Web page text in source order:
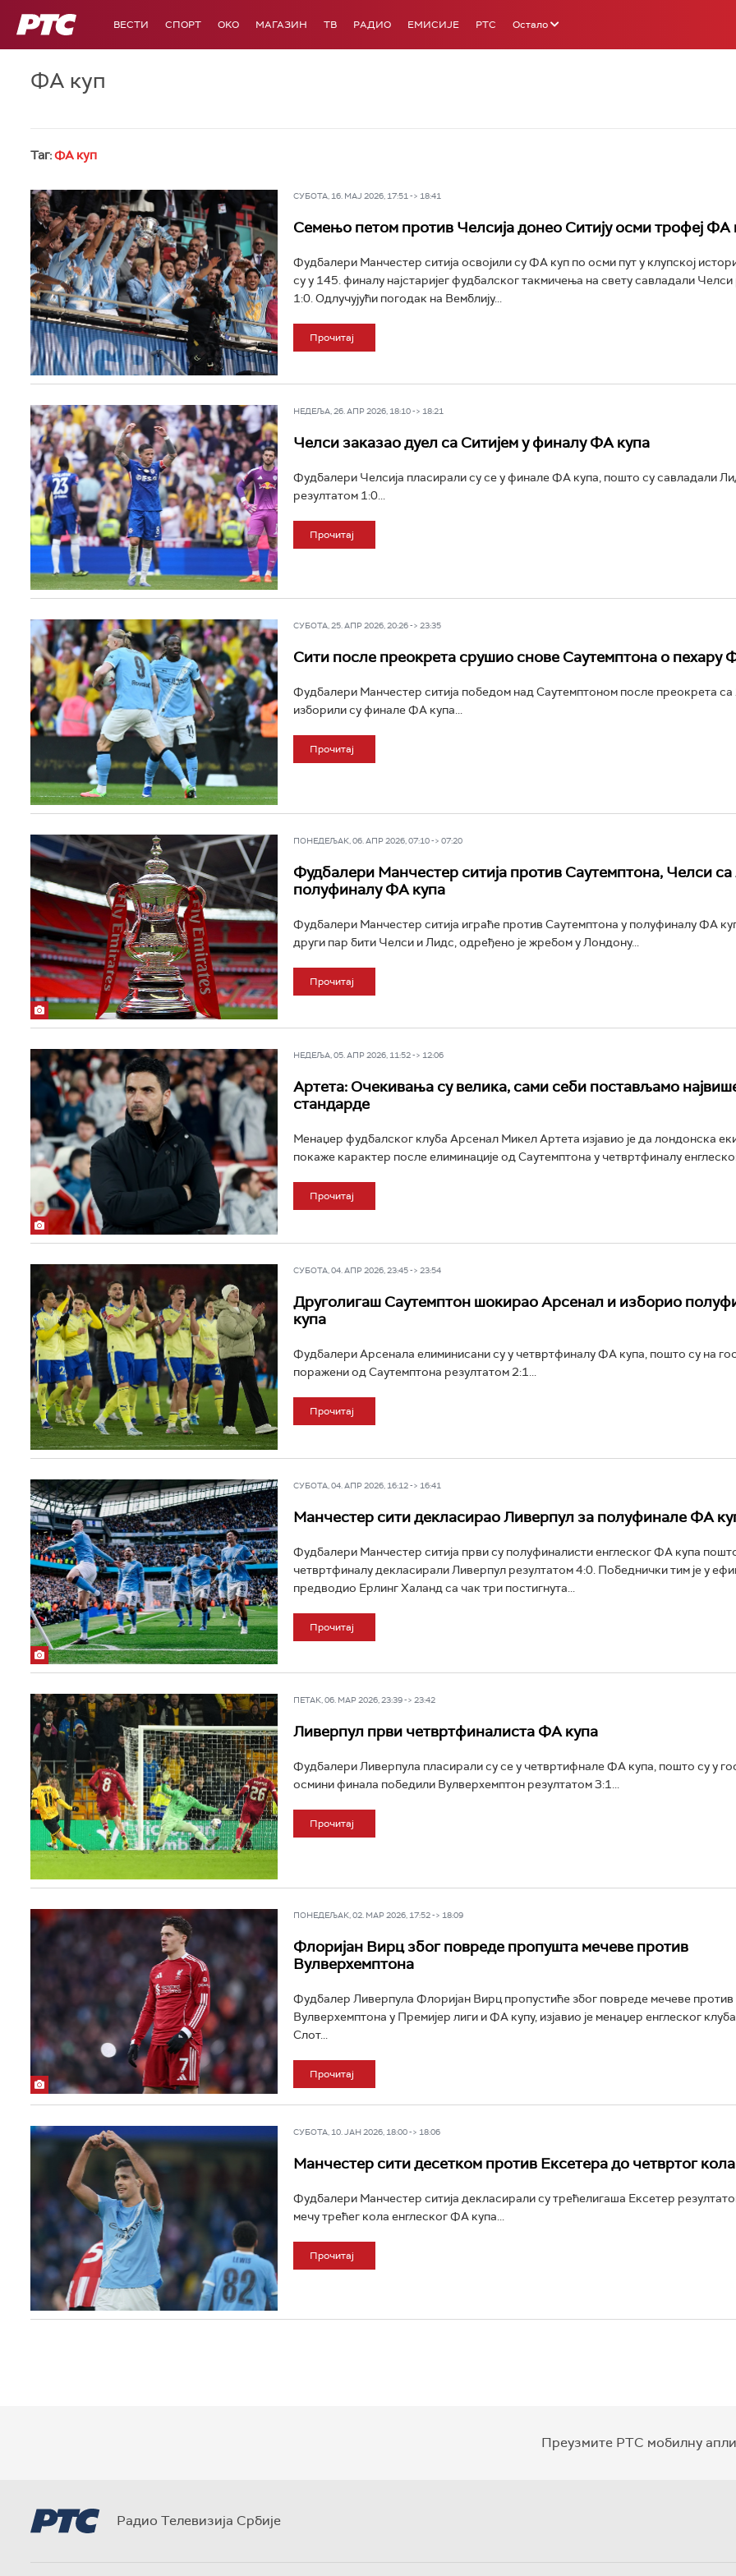
РТС ВЕСТИ СПОРТ OKO МАГАЗИН ТВ РАДИО ЕМИСИЈЕ РТС Остало
ФА куп
Таг:ФА куп
СУБОТА, 16. МАЈ 2026, 17:51 -> 18:41
Семењо петом против Челсија донео Ситију осми трофеј ФА
Фудбалери Манчестер ситија освојили су ФА куп по осми пут у клупској
су у 145. финалу најстаријег фудбалског такмичења на свету савладали
1:0. Одлучујући погодак на Вемблију...
Прочитај
НЕДЕЉА, 26. АПР 2026, 18:10 -> 18:21
Челси заказао дуел са Ситијем у финалу ФА купа
Фудбалери Челсија пласирали су се у финале ФА купа, пошто су савладали
резултатом 1:0...
Прочитај
СУБОТА, 25. АПР 2026, 20:26 -> 23:35
Сити после преокрета срушио снове Саутемптона о пехару
Фудбалери Манчестер ситија победом над Саутемптоном после преокрета са
изборили су финале ФА купа...
Прочитај
ПОНЕДЕЉАК, 06. АПР 2026, 07:10 -> 07:20
Фудбалери Манчестер ситија против Саутемптона, Челси
полуфиналу ФА купа
Фудбалери Манчестер ситија играће против Саутемптона у полуфиналу ФА
други пар бити Челси и Лидс, одређено је жребом у Лондону...
Прочитај
НЕДЕЉА, 05. АПР 2026, 11:52 -> 12:06
Артета: Очекивања су велика, сами себи постављамо
стандарде
Менаџер фудбалског клуба Арсенал Микел Артета изјавио је да лондонска
покаже карактер после елиминације од Саутемптона у четвртфиналу
Прочитај
СУБОТА, 04. АПР 2026, 23:45 -> 23:54
Друголигаш Саутемптон шокирао Арсенал и изборио
купа
Фудбалери Арсенала елиминисани су у четвртфиналу ФА купа, пошто су на
поражени од Саутемптона резултатом 2:1...
Прочитај
СУБОТА, 04. АПР 2026, 16:12 -> 16:41
Манчестер сити декласирао Ливерпул за полуфинале ФА
Фудбалери Манчестер ситија први су полуфиналисти енглеског ФА купа
четвртфиналу декласирали Ливерпул резултатом 4:0. Победнички тим је у
предводио Ерлинг Халанд са чак три постигнута...
Прочитај
ПЕТАК, 06. МАР 2026, 23:39 -> 23:42
Ливерпул први четвртфиналиста ФА купа
Фудбалери Ливерпула пласирали су се у четвртифнале ФА купа, пошто су у
осмини финала победили Вулверхемптон резултатом 3:1...
Прочитај
ПОНЕДЕЉАК, 02. МАР 2026, 17:52 -> 18:09
Флоријан Вирц због повреде пропушта мечеве против
Вулверхемптона
Фудбалер Ливерпула Флоријан Вирц пропустиће због повреде мечеве против
Вулверхемптона у Премијер лиги и ФА купу, изјавио је менаџер енглеског
Слот...
Прочитај
СУБОТА, 10. ЈАН 2026, 18:00 -> 18:06
Манчестер сити десетком против Ексетера до четвртог
Фудбалери Манчестер ситија декласирали су трећелигаша Ексетер
мечу трећег кола енглеског ФА купа...
Прочитај
Преузмите РТС мобилну
Радио Телевизија Србије